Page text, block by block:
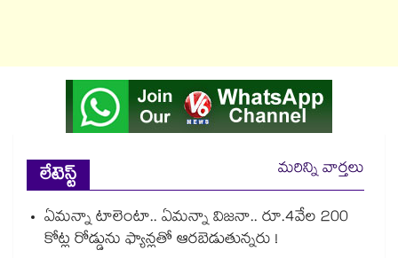
లేటెస్ట్
మరిన్ని వార్తలు
ఏమన్నా టాలెంటా.. ఏమన్నా విజనా.. రూ.4వేల 200
కోట్ల రోడ్డును ఫ్యాన్లతో ఆరబెడుతున్నరు !